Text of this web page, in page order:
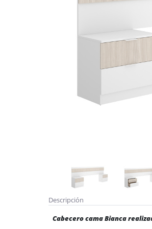
Descripción
Cabecero cama Bianca